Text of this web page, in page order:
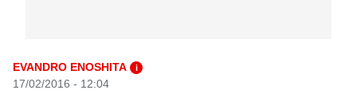
EVANDRO ENOSHITA i
17/02/2016 - 12:04